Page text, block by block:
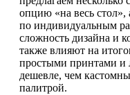
опцию «на весь стол»,
по индивидуальным
сложность дизайна и
также влияют на
простыми принтами и
дешевле, чем
палитрой.